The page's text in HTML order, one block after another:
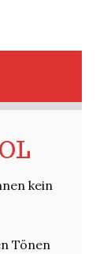
kein
Tönen